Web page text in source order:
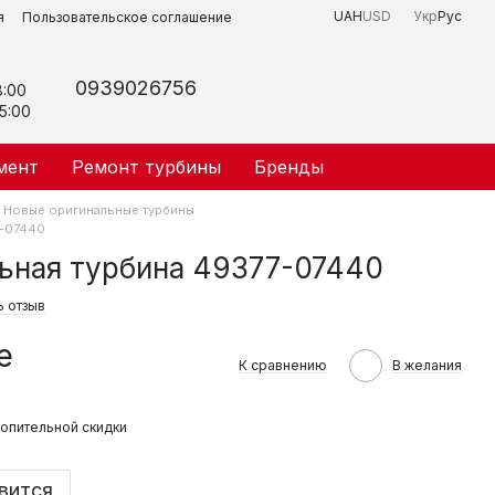
Пользовательское соглашение UAHUSD УкрРус
0939026756
Ремонт турбины Бренды
Новые оригинальные турбины
07440
турбина 49377-07440
отзыв
К сравнению В желания
скидки